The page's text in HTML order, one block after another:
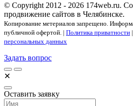
© Copyright 2012 - 2026 174web.ru.
продвижение сайтов в Челябинске.
Копирование метериалов запрещено.
публичной офертой. | Политика приватности |
персональных данных
Задать вопрос
✕
Оставить заявку